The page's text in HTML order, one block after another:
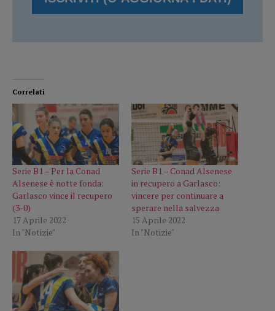
Correlati
Serie B1 – Per la Conad
Alsenese è notte fonda:
Garlasco vince il recupero
(3-0)
17 Aprile 2022
In "Notizie"
Serie B1 – Conad Alsenese
in recupero a Garlasco:
vincere per continuare a
sperare nella salvezza
15 Aprile 2022
In "Notizie"